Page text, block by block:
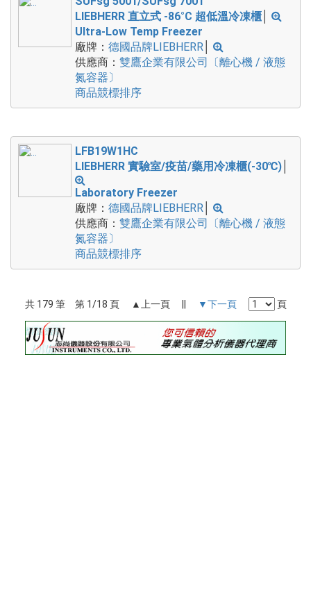
LIEBHERR 直立式 -86°C 超低溫冷凍櫃
Ultra-Low Temp Freezer
廠牌： 德國品牌LIEBHERR
供應商： 雙鷹企業有限公司〔離心機 / 液態
氮容器〕
商品競標排序
LFB19W1HC
LIEBHERR 實驗室/疫苗/藥用冷凍櫃(-30℃)
Laboratory Freezer
廠牌： 德國品牌LIEBHERR
供應商： 雙鷹企業有限公司〔離心機 / 液態
氮容器〕
商品競標排序
共 179 筆 第 1/18 頁 ▲上一頁 || ▼下一頁 頁